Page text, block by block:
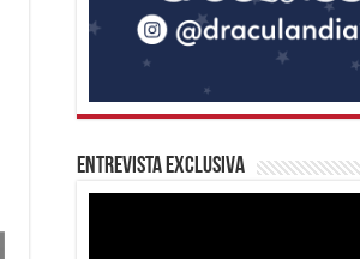
Entrevista Exclusiva